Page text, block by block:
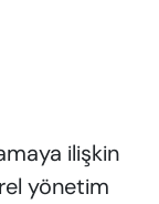
ilişkin
yönetim